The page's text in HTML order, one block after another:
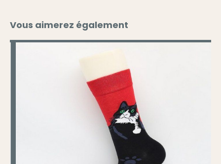
Vous aimerez également